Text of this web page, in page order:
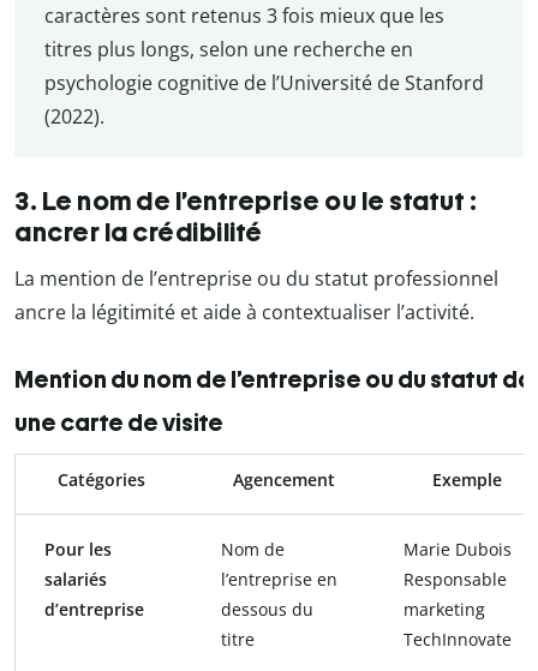
caractères sont retenus 3 fois mieux que les
titres plus longs, selon une recherche en
psychologie cognitive de l’Université de Stanford
(2022).
3. Le nom de l’entreprise ou le statut :
ancrer la crédibilité
La mention de l’entreprise ou du statut professionnel
ancre la légitimité et aide à contextualiser l’activité.
Mention du nom de l’entreprise ou du statut
une carte de visite
Catégories Agencement Exemple
Pour les
salariés
d’entreprise
Nom de
l’entreprise en
dessous du
titre
Marie Dubois
Responsable
marketing
TechInnovate